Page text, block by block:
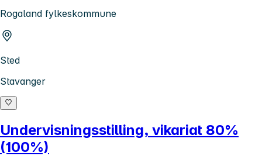
Rogaland fylkeskommune
Sted
Stavanger
Undervisningsstilling, vikariat 80%
(100%)